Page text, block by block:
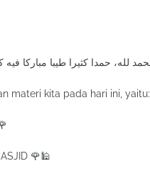
materi kita pada hari ini, yaitu:
🌹🕌